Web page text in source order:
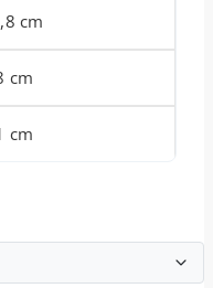
cm
cm
cm